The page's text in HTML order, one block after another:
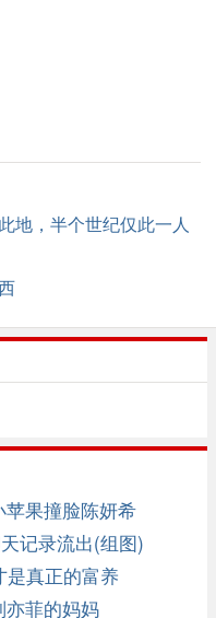
地，半个世纪仅此一人
果撞脸陈妍希
记录流出(组图)
是真正的富养
菲的妈妈